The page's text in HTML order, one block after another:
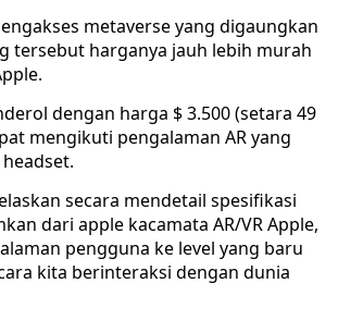
metaverse yang digaungkan
tersebut harganya jauh lebih murah
dengan harga $ 3.500 (setara 49
mengikuti pengalaman AR yang
secara mendetail spesifikasi
dari apple kacamata AR/VR Apple,
pengguna ke level yang baru
kita berinteraksi dengan dunia